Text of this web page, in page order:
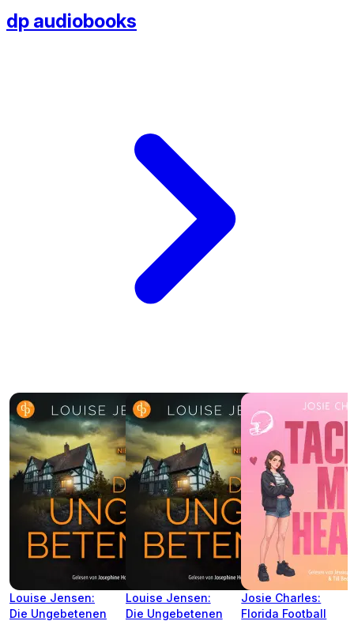
dp audiobooks
Louise Jensen:
Die Ungebetenen
Louise Jensen:
Die Ungebetenen
Josie Charles:
Florida Football